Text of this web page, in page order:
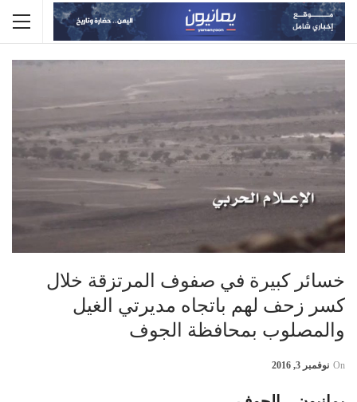
خسائر كبيرة في صفوف المرتزقة خلال
كسر زحف لهم باتجاه مديرتي الغيل
والمصلوب بمحافظة الجوف
On نوفمبر 3, 2016